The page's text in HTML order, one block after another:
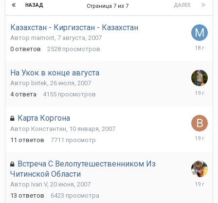
НАЗАД ДАЛЕЕ
Страница 7 из 7
Казахстан - Киргизстан - Казахстан
Автор mamont, 7 августа, 2007
0 ответов 2528 просмотров
На Укок в конце августа
Автор birtek, 26 июля, 2007
4 ответа 4155 просмотров
30
Карта Коргона
Автор Константин, 10 января, 2007
11 ответов 7711 просмотр
19
Встреча С Велопутешественником Из
Читинской Области
Автор Ivan V, 20 июня, 2007
13 ответов 6423 просмотра
29